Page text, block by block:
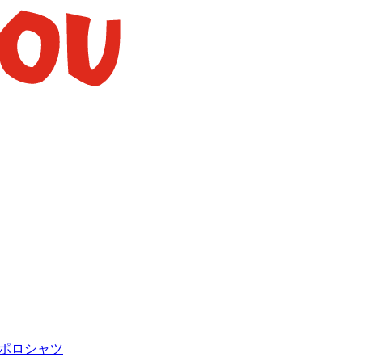
ロシャツ